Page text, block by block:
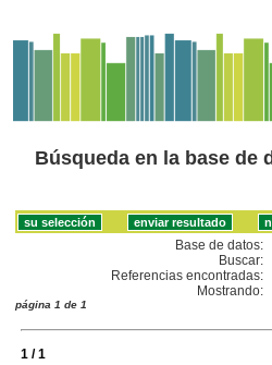
Búsqueda en la base de
Base de datos:
Buscar:
Referencias encontradas:
Mostrando:
página 1 de 1
1 / 1